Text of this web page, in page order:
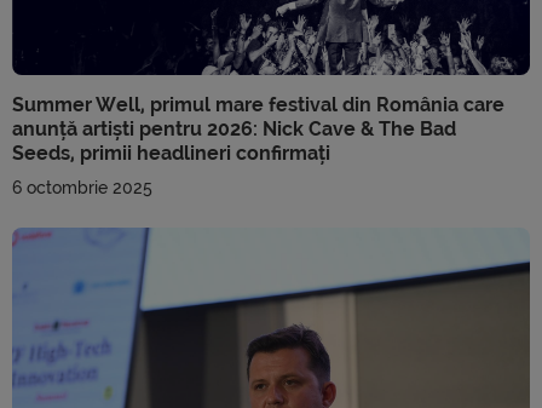
Summer Well, primul mare festival din România care
anunță artiști pentru 2026: Nick Cave & The Bad
Seeds, primii headlineri confirmați
6 octombrie 2025